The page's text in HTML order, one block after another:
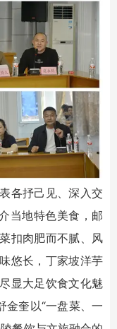
各抒己见、深入交
当地特色美食，邮
扣肉肥而不腻、风
悠长，丁家坡洋芋
显大足饮食文化魅
金奎以“一盘菜、一